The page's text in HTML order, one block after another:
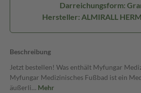
Darreichungsform:
Hersteller: ALMIRALL
Beschreibung
Jetzt bestellen! Was enthält Myfungar
Myfungar Medizinisches Fußbad ist ein
äußerli… Mehr